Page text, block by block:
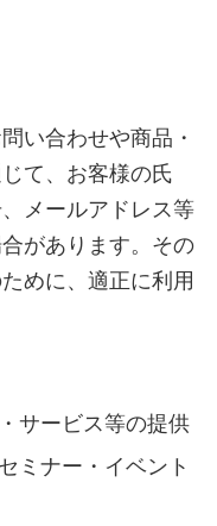
い合わせや商品・
て、お客様の氏
メールアドレス等
があります。その
めに、適正に利用
サービス等の提供
ミナー・イベント